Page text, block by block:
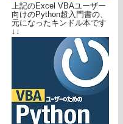
上記のExcel VBAユーザー
向けのPython超入門書の、
元になったキンドル本です
↓↓